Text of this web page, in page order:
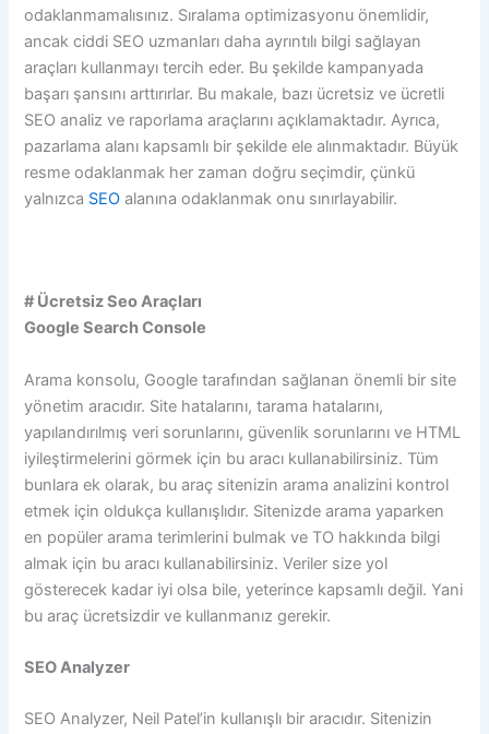
odaklanmamalısınız. Sıralama optimizasyonu önemlidir,
ancak ciddi SEO uzmanları daha ayrıntılı bilgi sağlayan
araçları kullanmayı tercih eder. Bu şekilde kampanyada
başarı şansını arttırırlar. Bu makale, bazı ücretsiz ve ücretli
SEO analiz ve raporlama araçlarını açıklamaktadır. Ayrıca,
pazarlama alanı kapsamlı bir şekilde ele alınmaktadır. Büyük
resme odaklanmak her zaman doğru seçimdir, çünkü
yalnızca SEO alanına odaklanmak onu sınırlayabilir.
# Ücretsiz Seo Araçları
Google Search Console
Arama konsolu, Google tarafından sağlanan önemli bir site
yönetim aracıdır. Site hatalarını, tarama hatalarını,
yapılandırılmış veri sorunlarını, güvenlik sorunlarını ve HTML
iyileştirmelerini görmek için bu aracı kullanabilirsiniz. Tüm
bunlara ek olarak, bu araç sitenizin arama analizini kontrol
etmek için oldukça kullanışlıdır. Sitenizde arama yaparken
en popüler arama terimlerini bulmak ve TO hakkında bilgi
almak için bu aracı kullanabilirsiniz. Veriler size yol
gösterecek kadar iyi olsa bile, yeterince kapsamlı değil. Yani
bu araç ücretsizdir ve kullanmanız gerekir.
SEO Analyzer
SEO Analyzer, Neil Patel’in kullanışlı bir aracıdır. Sitenizin